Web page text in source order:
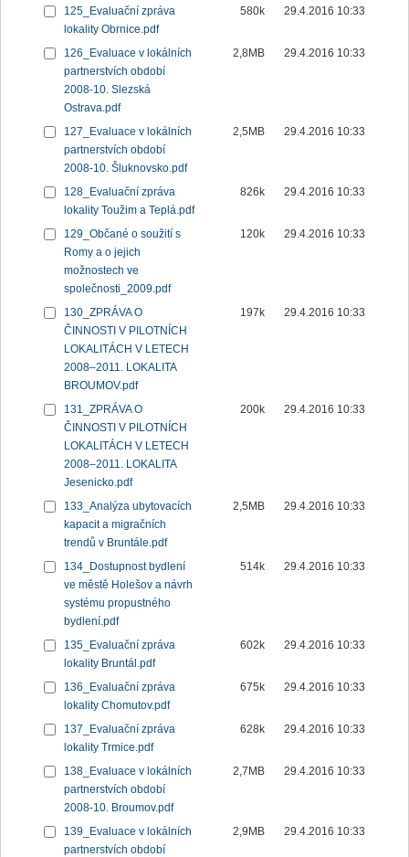
125_Evaluační zpráva
lokality Obrnice.pdf
580k 29.4.2016 10:33
126_Evaluace v lokálních
partnerstvích období
2008-10. Slezská
Ostrava.pdf
2,8MB 29.4.2016 10:33
127_Evaluace v lokálních
partnerstvích období
2008-10. Šluknovsko.pdf
2,5MB 29.4.2016 10:33
128_Evaluační zpráva
lokality Toužim a Teplá.pdf
826k 29.4.2016 10:33
129_Občané o soužití s
Romy a o jejich
možnostech ve
společnosti_2009.pdf
120k 29.4.2016 10:33
130_ZPRÁVA O
ČINNOSTI V PILOTNÍCH
LOKALITÁCH V LETECH
2008–2011. LOKALITA
BROUMOV.pdf
197k 29.4.2016 10:33
131_ZPRÁVA O
ČINNOSTI V PILOTNÍCH
LOKALITÁCH V LETECH
2008–2011. LOKALITA
Jesenicko.pdf
200k 29.4.2016 10:33
133_Analýza ubytovacích
kapacit a migračních
trendů v Bruntále.pdf
2,5MB 29.4.2016 10:33
134_Dostupnost bydlení
ve městě Holešov a návrh
systému propustného
bydlení.pdf
514k 29.4.2016 10:33
135_Evaluační zpráva
lokality Bruntál.pdf
602k 29.4.2016 10:33
136_Evaluační zpráva
lokality Chomutov.pdf
675k 29.4.2016 10:33
137_Evaluační zpráva
lokality Trmice.pdf
628k 29.4.2016 10:33
138_Evaluace v lokálních
partnerstvích období
2008-10. Broumov.pdf
2,7MB 29.4.2016 10:33
139_Evaluace v lokálních
partnerstvích období
2,9MB 29.4.2016 10:33